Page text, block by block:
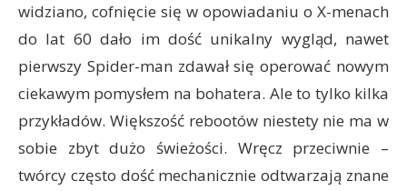
widziano, cofnięcie się w opowiadaniu o X-menach
do lat 60 dało im dość unikalny wygląd, nawet
pierwszy Spider-man zdawał się operować nowym
ciekawym pomysłem na bohatera. Ale to tylko kilka
przykładów. Większość rebootów niestety nie ma w
sobie zbyt dużo świeżości. Wręcz przeciwnie –
twórcy często dość mechanicznie odtwarzają znane